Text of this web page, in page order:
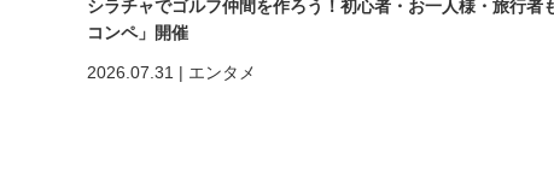
シラチャでゴルフ仲間を作ろう！初心者・お一人様・旅行
コンペ」開催
2026.07.31 | エンタメ